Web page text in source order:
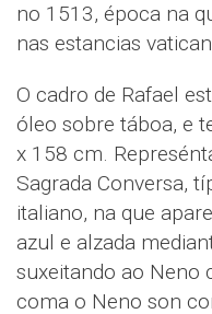
no 1513, época na
nas estancias
O cadro de Rafael
óleo sobre táboa, e
x 158 cm.
Sagrada Conversa,
italiano, na que
azul e alzada
suxeitando ao Neno
coma o Neno son